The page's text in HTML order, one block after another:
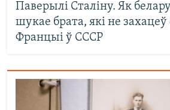
Паверылі Сталіну. Як
шукае брата, які не захацеў
Францыі ў СССР